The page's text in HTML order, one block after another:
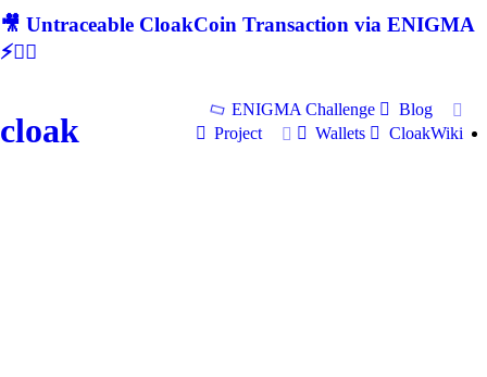
🎥 Untraceable CloakCoin Transaction via ENIGMA
⚡🕵‍♂
cloak
ENIGMA Challenge
Blog
Project
Wallets CloakWiki